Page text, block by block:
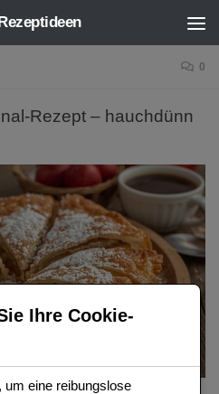
0
Rezept – hauchdünn
der deutschen und
Ihre Cookie-
eine reibungslose